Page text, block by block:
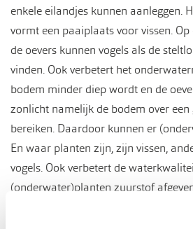
enkele eilandjes kunnen aanleggen.
vormt een paaiplaats voor vissen.
de oevers kunnen vogels als de
vinden. Ook verbetert het
bodem minder diep wordt en de
zonlicht namelijk de bodem over
bereiken. Daardoor kunnen er
En waar planten zijn, zijn vissen,
vogels. Ook verbetert de
(onderwater)planten zuurstof